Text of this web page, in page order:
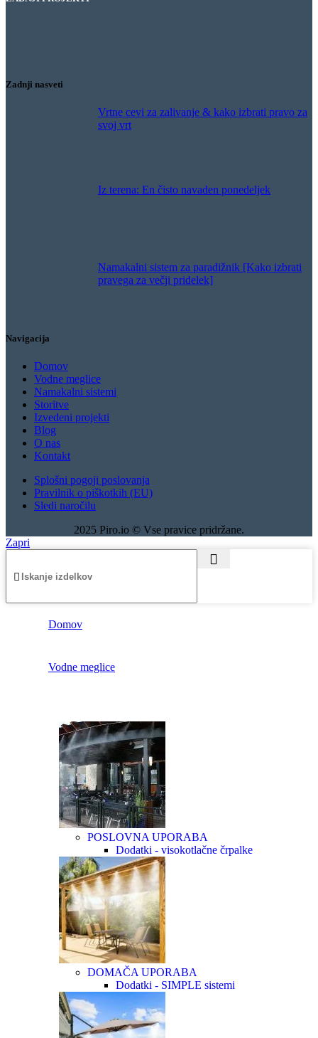
Puranja farma – Hlajenje hleva
Zadnji nasveti
Vrtne cevi za zalivanje & kako izbrati pravo za
svoj vrt
Iz terena: En čisto navaden ponedeljek
Namakalni sistem za paradižnik [Kako izbrati
pravega za večji pridelek]
Navigacija
Domov
Vodne meglice
Namakalni sistemi
Storitve
Izvedeni projekti
Blog
O nas
Kontakt
Splošni pogoji poslovanja
Pravilnik o piškotkih (EU)
Sledi naročilu
2025 Piro.io © Vse pravice pridržane.
Zapri
Domov
Vodne meglice
POSLOVNA UPORABA
Dodatki - visokotlačne črpalke
DOMAČA UPORABA
Dodatki - SIMPLE sistemi